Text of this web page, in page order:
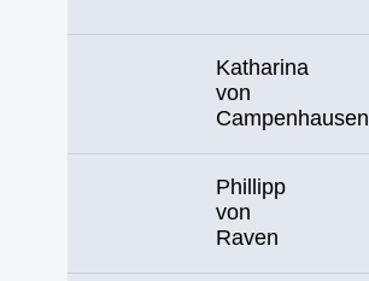
Katharina
von
Campenhausen
Phillipp
von
Raven